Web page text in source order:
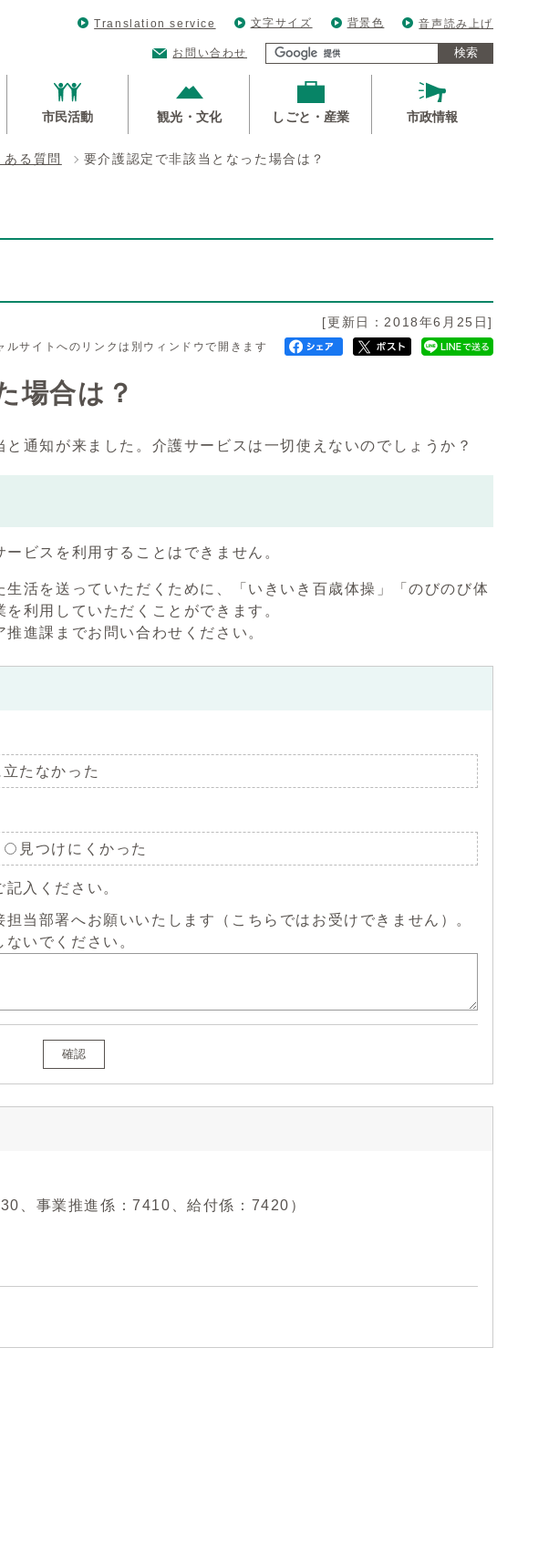
Translation service 文字サイズ 背景色 音声読み上げ
お問い合わせ 検索
市民活動 観光・文化 しごと・産業 市政情報
る質問 要介護認定で非該当となった場合は？
[更新日：2018年6月25日]
ルサイトへのリンクは別ウィンドウで開きます
場合は？
通知が来ました。介護サービスは一切使えないのでしょうか？
ビスを利用することはできません。
活を送っていただくために、「いきいき百歳体操」「のびのび体
利用していただくことができます。
進課までお問い合わせください。
たなかった
見つけにくかった
入ください。
当部署へお願いいたします（こちらではお受けできません）。
いでください。
確認
事業推進係：7410、給付係：7420）